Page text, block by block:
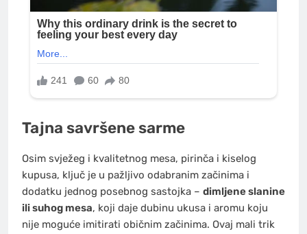
Tajna savršene sarme
Osim svježeg i kvalitetnog mesa, pirinča i kiselog
kupusa, ključ je u pažljivo odabranim začinima i
dodatku jednog posebnog sastojka – dimljene slanine
ili suhog mesa, koji daje dubinu ukusa i aromu koju
nije moguće imitirati običnim začinima. Ovaj mali trik